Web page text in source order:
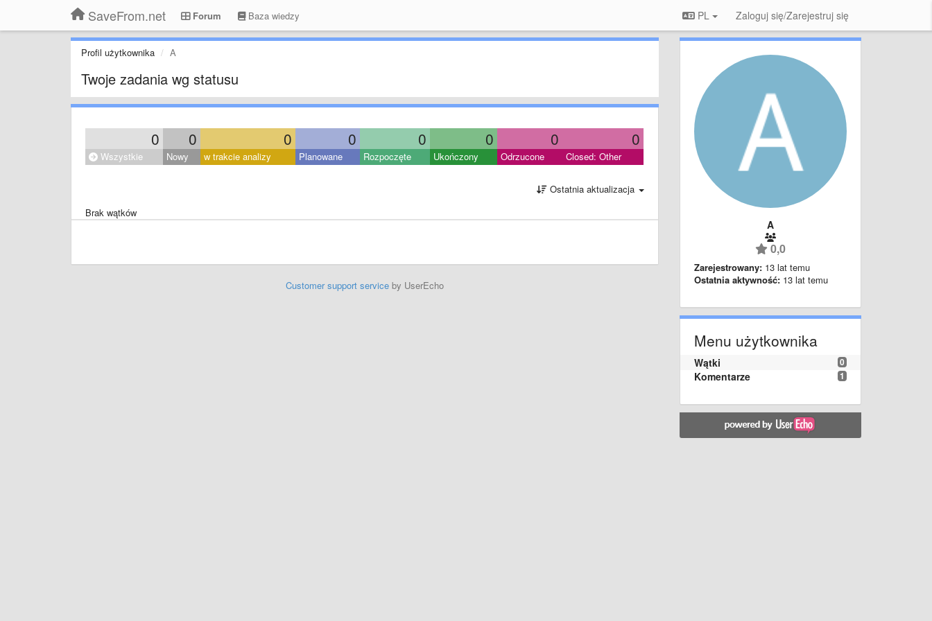
SaveFrom.net Forum Baza wiedzy PL Zaloguj się/Zarejestruj się
Profil użytkownika A
Twoje zadania wg statusu
0 0 0 0 0 0 0 0
Wszystkie Nowy w trakcie analizy Planowane Rozpoczęte Ukończony Odrzucone Closed: Other
Ostatnia aktualizacja
Brak wątków
Customer support serviceby UserEcho
A
0,0
Zarejestrowany: 13 lat temu
Ostatnia aktywność: 13 lat temu
Menu użytkownika
0
Wątki
1
Komentarze